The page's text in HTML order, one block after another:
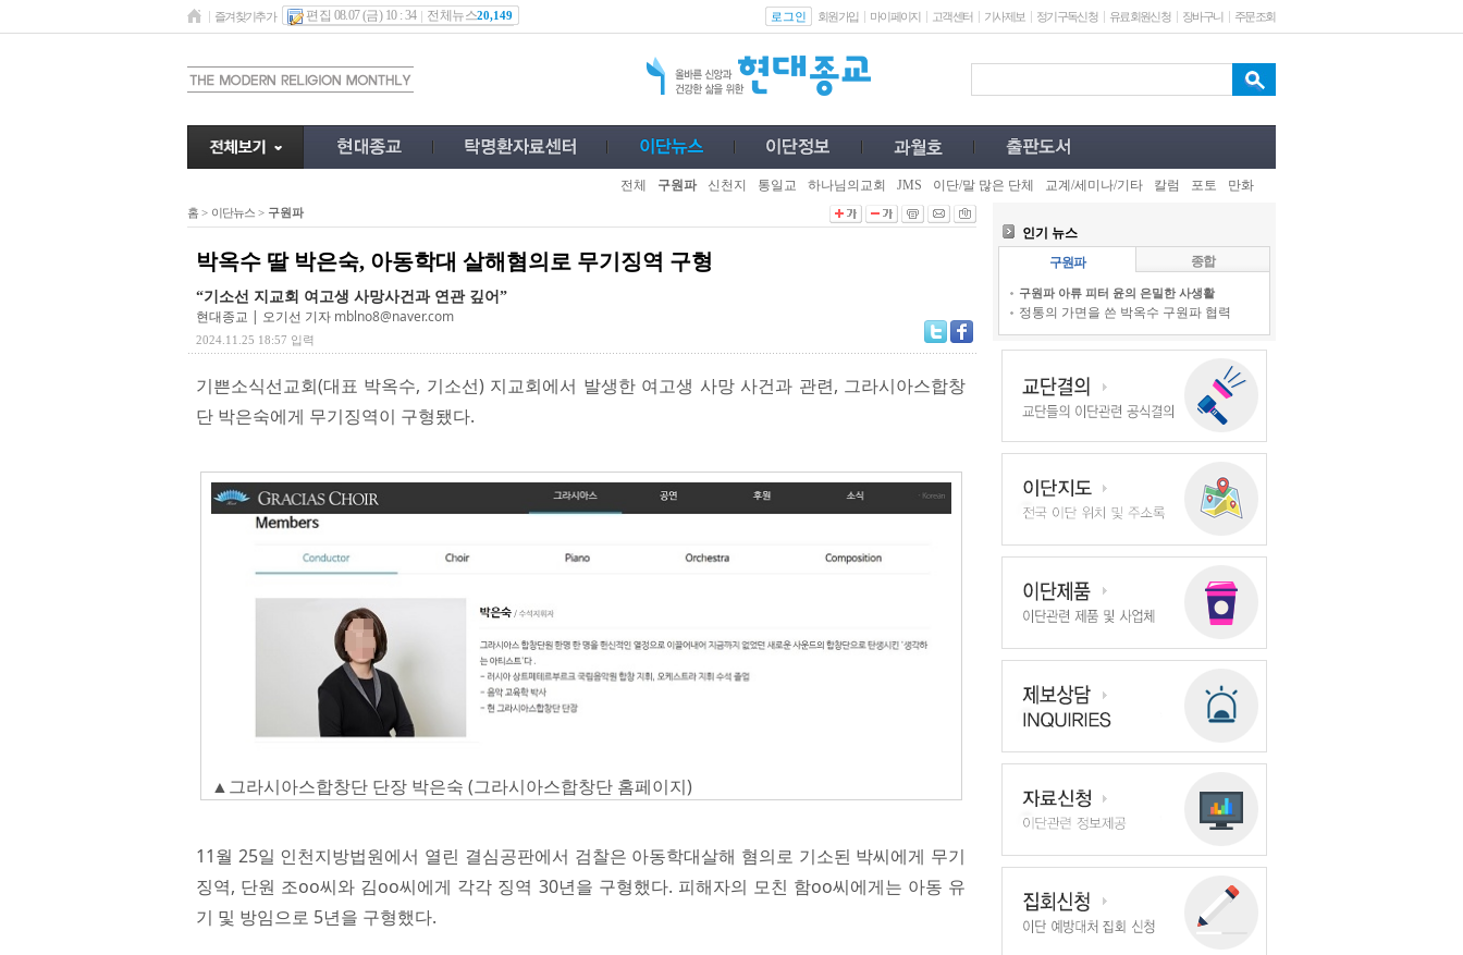
즐겨찾기추가 편집 08.07 (금) 10 : 34 전체뉴스20,149 로그인 회원가입 마이페이지 고객센터 기사제보 정기구독신청 유료회원신청 장바구니 주문조회
전체 구원파 신천지 통일교 하나님의교회 JMS 이단/말 많은 단체 교계/세미나/기타 칼럼 포토 만화
홈 > 이단뉴스 > 구원파
박옥수 딸 박은숙, 아동학대 살해혐의로 무기징역 구형
“기소선 지교회 여고생 사망사건과 연관 깊어”
현대종교 | 오기선 기자 mblno8@naver.com
2024.11.25 18:57 입력
기쁜소식선교회(대표 박옥수, 기소선) 지교회에서 발생한 여고생 사망 사건과 관련, 그라시아스합창
단 박은숙에게 무기징역이 구형됐다.
▲그라시아스합창단 단장 박은숙 (그라시아스합창단 홈페이지)
11월 25일 인천지방법원에서 열린 결심공판에서 검찰은 아동학대살해 혐의로 기소된 박씨에게 무기
징역, 단원 조oo씨와 김oo씨에게 각각 징역 30년을 구형했다. 피해자의 모친 함oo씨에게는 아동 유
기 및 방임으로 5년을 구형했다.
인기 뉴스
구원파
종합
구원파 아류 피터 윤의 은밀한 사생활
정통의 가면을 쓴 박옥수 구원파 협력